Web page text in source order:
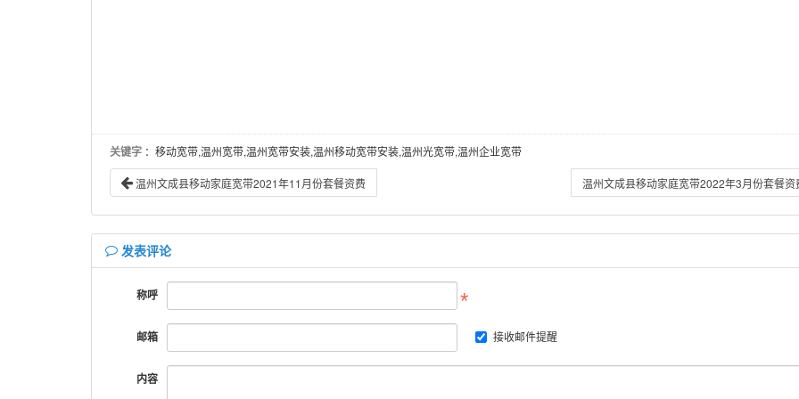
关键字 ：移动宽带,温州宽带,温州宽带安装,温州移动宽带安装,温州光宽带,温州企业宽带
温州文成县移动家庭宽带2021年11月份套餐资费 温州文成县移动家庭宽带2022年3月份套餐资
发表评论
称呼
邮箱 接收邮件提醒
内容